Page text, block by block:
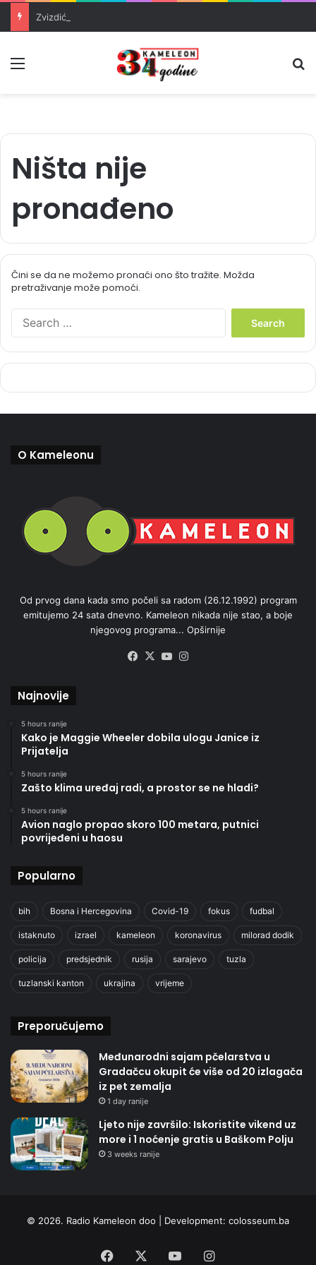
Ništa nije
pronađeno
Čini se da ne možemo pronaći ono što tražite. Možda
pretraživanje može pomoći.
h
O Kameleonu
Od prvog dana kada smo počeli sa radom (26.12.1992) program
emitujemo 24 sata dnevno. Kameleon nikada nije stao, a boje
njegovog programa... Opširnije
Facebook
X YouTube
Najnovije
5 hours ranije
Kako je Maggie Wheeler dobila ulogu Janice iz
Prijatelja
5 hours ranije
Zašto klima uređaj radi, a prostor se ne hladi?
5 hours ranije
Avion naglo propao skoro 100 metara, putnici
povrijeđeni u haosu
Popularno
bih Bosna i Hercegovina Covid-19 fokus fudbal
istaknuto izrael kameleon koronavirus milorad dodik
policija predsjednik rusija sarajevo tuzla
tuzlanski kanton ukrajina vrijeme
Preporučujemo
Međunarodni sajam pčelarstva u
Gradačcu okupit će više od 20 izlagača
iz pet zemalja
1 day ranije
Ljeto nije završilo: Iskoristite vikend uz
more i 1 noćenje gratis u Baškom Polju
3 weeks ranije
© 2026. Radio Kameleon doo | Development: colosseum.ba
Facebook YouTubeInstagram